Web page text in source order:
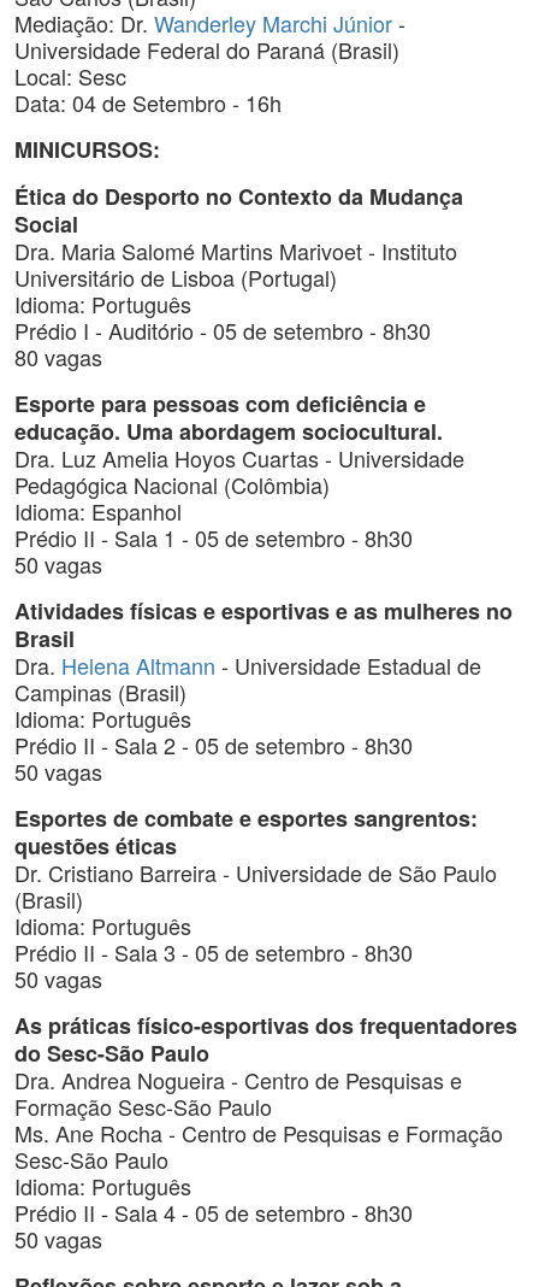
Mediação: Dr. Wanderley Marchi Júnior-
Universidade Federal do Paraná (Brasil)
Local: Sesc
Data: 04 de Setembro - 16h
MINICURSOS:
Ética do Desporto no Contexto da Mudança
Social
Dra. Maria Salomé Martins Marivoet - Instituto
Universitário de Lisboa (Portugal)
Idioma: Português
Prédio I - Auditório - 05 de setembro - 8h30
80 vagas
Esporte para pessoas com deficiência e
educação. Uma abordagem sociocultural.
Dra. Luz Amelia Hoyos Cuartas - Universidade
Pedagógica Nacional (Colômbia)
Idioma: Espanhol
Prédio II - Sala 1 - 05 de setembro - 8h30
50 vagas
Atividades físicas e esportivas e as mulheres no
Brasil
Dra. Helena Altmann - Universidade Estadual de
Campinas (Brasil)
Idioma: Português
Prédio II - Sala 2 - 05 de setembro - 8h30
50 vagas
Esportes de combate e esportes sangrentos:
questões éticas
Dr. Cristiano Barreira - Universidade de São Paulo
(Brasil)
Idioma: Português
Prédio II - Sala 3 - 05 de setembro - 8h30
50 vagas
As práticas físico-esportivas dos frequentadores
do Sesc-São Paulo
Dra. Andrea Nogueira - Centro de Pesquisas e
Formação Sesc-São Paulo
Ms. Ane Rocha - Centro de Pesquisas e Formação
Sesc-São Paulo
Idioma: Português
Prédio II - Sala 4 - 05 de setembro - 8h30
50 vagas